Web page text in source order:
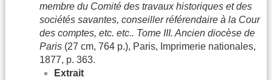
membre du Comité des travaux historiques et des
sociétés savantes, conseiller référendaire à la Cour
des comptes, etc. etc.. Tome III. Ancien diocèse de
Paris (27 cm, 764 p.), Paris, Imprimerie nationales,
1877, p. 363.
Extrait